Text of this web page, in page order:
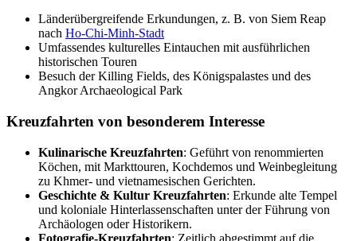
Länderübergreifende Erkundungen, z. B. von Siem Reap
nach Ho-Chi-Minh-Stadt
Umfassendes kulturelles Eintauchen mit ausführlichen
historischen Touren
Besuch der Killing Fields, des Königspalastes und des
Angkor Archaeological Park
Kreuzfahrten von besonderem Interesse
Kulinarische Kreuzfahrten: Geführt von renommierten
Köchen, mit Markttouren, Kochdemos und Weinbegleitung
zu Khmer- und vietnamesischen Gerichten.
Geschichte & Kultur Kreuzfahrten: Erkunde alte Tempel
und koloniale Hinterlassenschaften unter der Führung von
Archäologen oder Historikern.
Fotografie-Kreuzfahrten: Zeitlich abgestimmt auf die